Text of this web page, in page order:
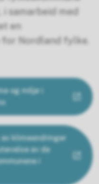
samarbeid med
en
Nordland fylke.
og miljø i
klimaendringer
av de
i